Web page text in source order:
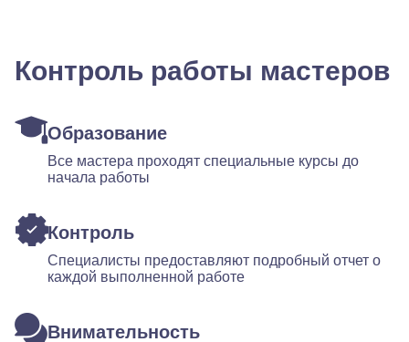
Контроль работы мастеров
Образование
Все мастера проходят специальные курсы до
начала работы
Контроль
Специалисты предоставляют подробный отчет о
каждой выполненной работе
Внимательность